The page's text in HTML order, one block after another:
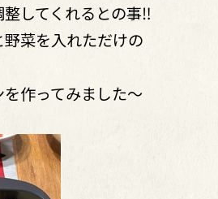
してくれるとの事‼︎
菜を入れただけの
作ってみました〜